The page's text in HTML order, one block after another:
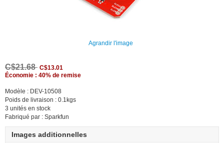
Agrandir l'image
C$21.68 C$13.01
Économie : 40% de remise
Modèle : DEV-10508
Poids de livraison : 0.1kgs
3 unités en stock
Fabriqué par : Sparkfun
Images additionnelles